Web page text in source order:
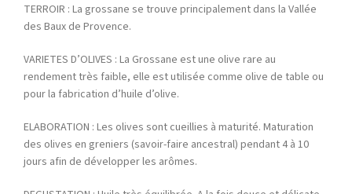
TERROIR : La grossane se trouve principalement dans la Vallée
des Baux de Provence.
VARIETES D’OLIVES : La Grossane est une olive rare au
rendement très faible, elle est utilisée comme olive de table ou
pour la fabrication d’huile d’olive.
ELABORATION : Les olives sont cueillies à maturité. Maturation
des olives en greniers (savoir-faire ancestral) pendant 4 à 10
jours afin de développer les arômes.